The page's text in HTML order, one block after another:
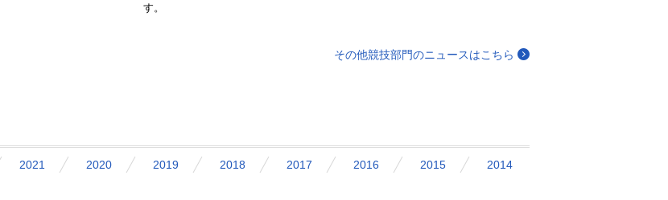
す。
その他競技部門のニュースはこちら
2021 2020 2019 2018 2017 2016 2015
2014